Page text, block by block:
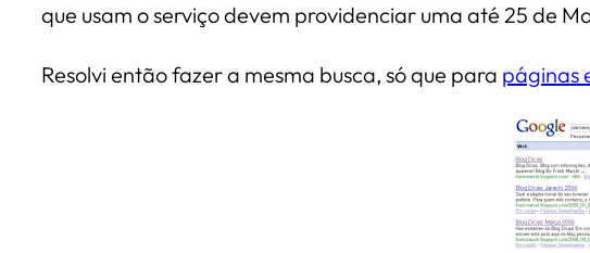
que usam o serviço devem providenciar uma até 25 de
Resolvi então fazer a mesma busca, só que para páginas